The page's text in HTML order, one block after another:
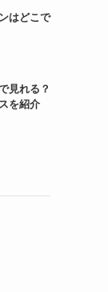
はどこで
見れる？
を紹介